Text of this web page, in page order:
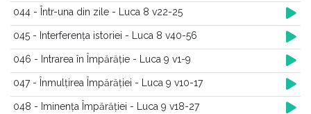
044 - Într-una din zile - Luca 8 v22-25
045 - Interferența istoriei - Luca 8 v40-56
046 - Intrarea în Împărăție - Luca 9 v1-9
047 - Înmulțirea Împărăției - Luca 9 v10-17
048 - Iminența Împărăției - Luca 9 v18-27